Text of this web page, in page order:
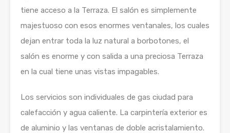
tiene acceso a la Terraza. El salón es simplemente
majestuoso con esos enormes ventanales, los cuales
dejan entrar toda la luz natural a borbotones, el
salón es enorme y con salida a una preciosa Terraza
en la cual tiene unas vistas impagables.
Los servicios son individuales de gas ciudad para
calefacción y agua caliente. La carpintería exterior es
de aluminio y las ventanas de doble acristalamiento.